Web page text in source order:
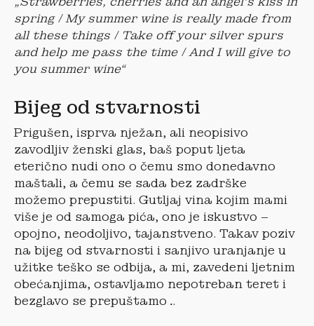
spring / My summer wine is really made from
all these things / Take off your silver spurs
and help me pass the time / And I will give to
you summer wine“
Bijeg od stvarnosti
Prigušen, isprva nježan, ali neopisivo
zavodljiv ženski glas, baš poput ljeta
eterično nudi ono o čemu smo donedavno
maštali, a čemu se sada bez zadrške
možemo prepustiti. Gutljaj vina kojim mami
više je od samoga pića, ono je iskustvo –
opojno, neodoljivo, tajanstveno. Takav poziv
na bijeg od stvarnosti i sanjivo uranjanje u
užitke teško se odbija, a mi, zavedeni ljetnim
obećanjima, ostavljamo nepotreban teret i
bezglavo se prepuštamo…